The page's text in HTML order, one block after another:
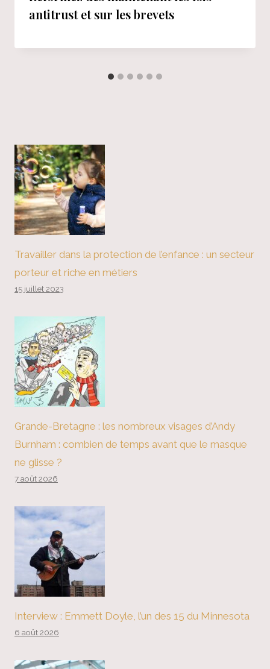
antitrust et sur les brevets
Travailler dans la protection de l’enfance : un secteur
porteur et riche en métiers
15 juillet 2023
Grande-Bretagne : les nombreux visages d’Andy
Burnham : combien de temps avant que le masque
ne glisse ?
7 août 2026
Interview : Emmett Doyle, l’un des 15 du Minnesota
6 août 2026